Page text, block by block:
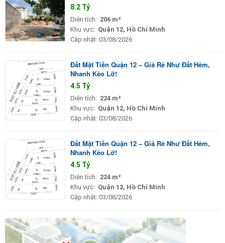
8.2 Tỷ
Diện tích: 206 m²
Khu vực: Quận 12, Hồ Chí Minh
Cập nhật: 03/08/2026
Đất Mặt Tiền Quận 12 – Giá Rẻ Như Đất Hẻm,
Nhanh Kẻo Lỡ!
4.5 Tỷ
Diện tích: 224 m²
Khu vực: Quận 12, Hồ Chí Minh
Cập nhật: 03/08/2026
Đất Mặt Tiền Quận 12 – Giá Rẻ Như Đất Hẻm,
Nhanh Kẻo Lỡ!
4.5 Tỷ
Diện tích: 224 m²
Khu vực: Quận 12, Hồ Chí Minh
Cập nhật: 03/08/2026